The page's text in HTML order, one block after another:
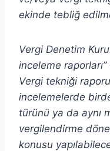
ekinde tebliğ
Vergi Denetim
inceleme
Vergi tekniği
incelemelerde
türünü ya da aynı
vergilendirme
konusu